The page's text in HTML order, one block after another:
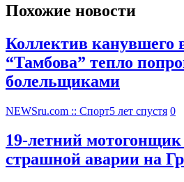
Похожие новости
Коллектив канувшего
“Тамбова” тепло
болельщиками
NEWSru.com :: Спорт5 лет спустя 0
19-летний мотогонщик
страшной аварии на